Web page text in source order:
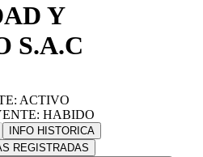
Y
S.A.C
ACTIVO
HABIDO
INFO HISTORICA
REGISTRADAS